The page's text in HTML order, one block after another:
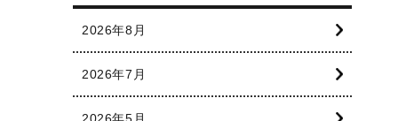
2026年8月
2026年7月